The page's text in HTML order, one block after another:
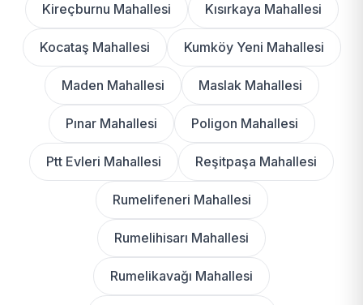
Kireçburnu Mahallesi Kısırkaya Mahallesi
Kocataş Mahallesi Kumköy Yeni Mahallesi
Maden Mahallesi Maslak Mahallesi
Pınar Mahallesi Poligon Mahallesi
Ptt Evleri Mahallesi Reşitpaşa Mahallesi
Rumelifeneri Mahallesi
Rumelihisarı Mahallesi
Rumelikavağı Mahallesi